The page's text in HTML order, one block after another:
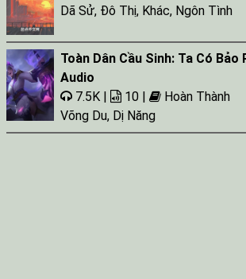
Dã Sử, Đô Thị, Khác, Ngôn Tình
Toàn Dân Cầu Sinh: Ta Có Bảo
Audio
7.5K |
10 |
Hoàn Thành
Võng Du, Dị Năng